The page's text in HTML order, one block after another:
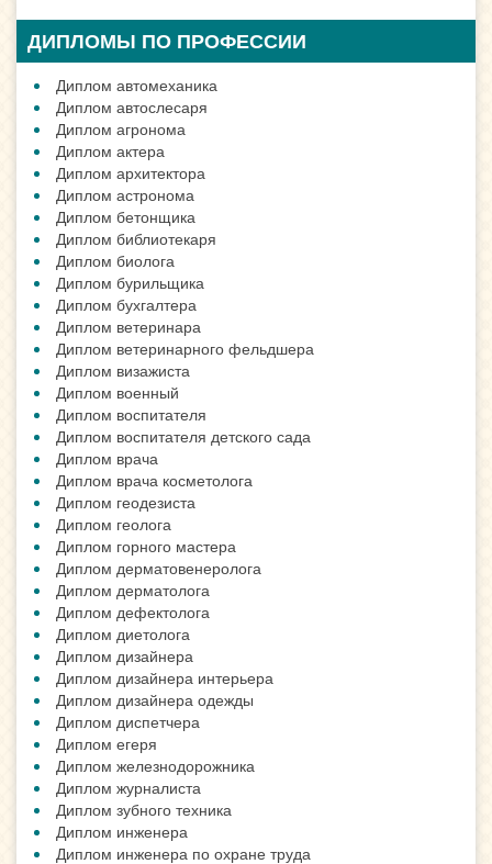
ДИПЛОМЫ ПО ПРОФЕССИИ
Диплом автомеханика
Диплом автослесаря
Диплом агронома
Диплом актера
Диплом архитектора
Диплом астронома
Диплом бетонщика
Диплом библиотекаря
Диплом биолога
Диплом бурильщика
Диплом бухгалтера
Диплом ветеринара
Диплом ветеринарного фельдшера
Диплом визажиста
Диплом военный
Диплом воспитателя
Диплом воспитателя детского сада
Диплом врача
Диплом врача косметолога
Диплом геодезиста
Диплом геолога
Диплом горного мастера
Диплом дерматовенеролога
Диплом дерматолога
Диплом дефектолога
Диплом диетолога
Диплом дизайнера
Диплом дизайнера интерьера
Диплом дизайнера одежды
Диплом диспетчера
Диплом егеря
Диплом железнодорожника
Диплом журналиста
Диплом зубного техника
Диплом инженера
Диплом инженера по охране труда